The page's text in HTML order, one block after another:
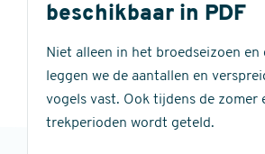
beschikbaar in PDF
Niet alleen in het broedseizoen en
leggen we de aantallen en
vogels vast. Ook tijdens de zomer
trekperioden wordt geteld.